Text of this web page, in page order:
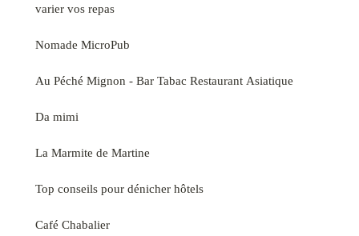
varier vos repas
Nomade MicroPub
Au Péché Mignon - Bar Tabac Restaurant Asiatique
Da mimi
La Marmite de Martine
Top conseils pour dénicher hôtels
Café Chabalier